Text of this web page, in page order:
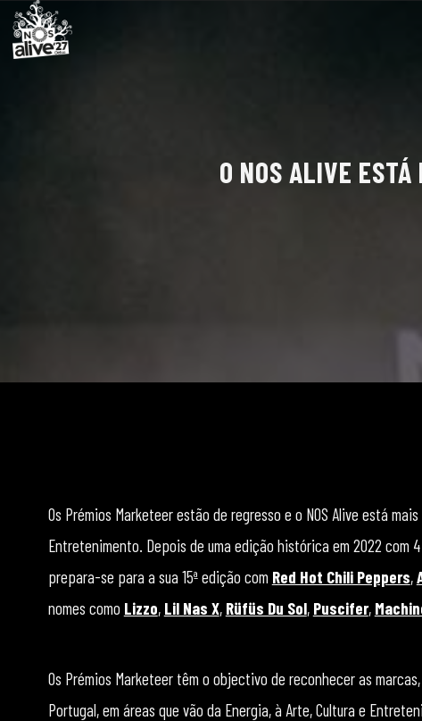
O NOS ALIVE
Os Prémios Marketeer estão de regresso e o NOS Alive está
Entretenimento. Depois de uma edição histórica em 2022
prepara-se para a sua 15ª edição com Red Hot Chili Peppers,
nomes como Lizzo, Lil Nas X, Rüfüs Du Sol, Puscifer,
Os Prémios Marketeer têm o objectivo de reconhecer as
Portugal, em áreas que vão da Energia, à Arte, Cultura e